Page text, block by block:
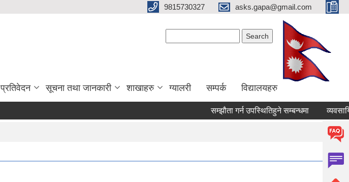
9815730327 asks.gapa@gmail.com
प्रतिवेदन सूचना तथा जानकारी शाखाहरु ग्यालरी सम्पर्क विद्यालयहरु
सम्झौता गर्न उपस्थितिहुने सम्बन्धमा